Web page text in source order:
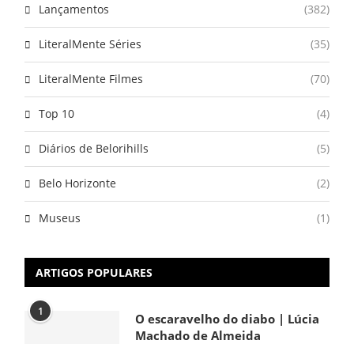
Lançamentos (382)
LiteralMente Séries (35)
LiteralMente Filmes (70)
Top 10 (4)
Diários de Belorihills (5)
Belo Horizonte (2)
Museus (1)
ARTIGOS POPULARES
1
O escaravelho do diabo | Lúcia
Machado de Almeida